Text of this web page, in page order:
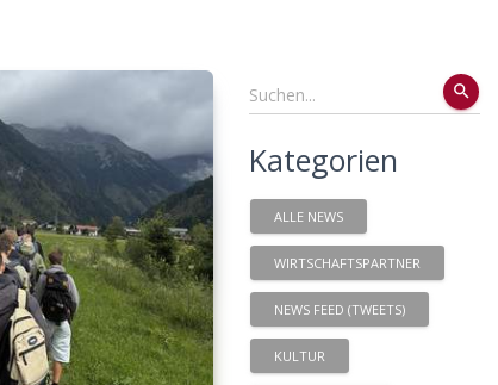
search
Kategorien
ALLE NEWS
WIRTSCHAFTSPARTNER
NEWS FEED (TWEETS)
KULTUR